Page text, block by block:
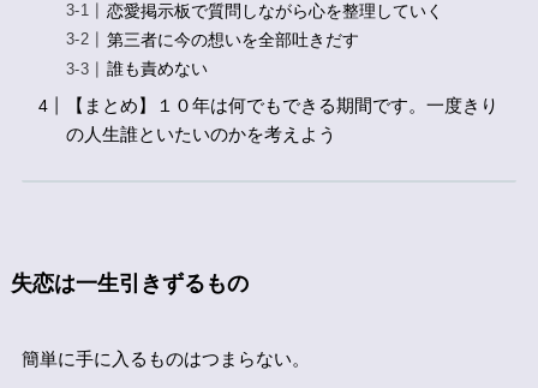
恋愛掲示板で質問しながら心を整理していく
第三者に今の想いを全部吐きだす
誰も責めない
【まとめ】１０年は何でもできる期間です。一度きり
の人生誰といたいのかを考えよう
失恋は一生引きずるもの
簡単に手に入るものはつまらない。